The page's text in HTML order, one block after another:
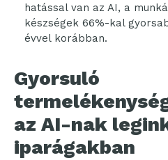
hatással van az AI, a
készségek 66%-kal
évvel korábban.
Gyorsuló
az AI-nak
iparágakban